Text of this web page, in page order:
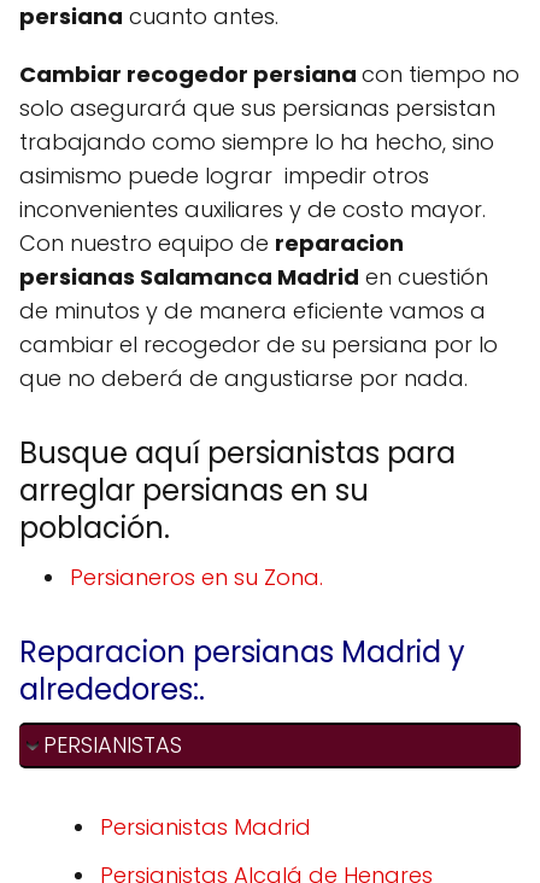
persiana cuanto antes.
Cambiar recogedor persiana con tiempo no
solo asegurará que sus persianas persistan
trabajando como siempre lo ha hecho, sino
asimismo puede lograr impedir otros
inconvenientes auxiliares y de costo mayor.
Con nuestro equipo de reparacion
persianas Salamanca Madrid en cuestión
de minutos y de manera eficiente vamos a
cambiar el recogedor de su persiana por lo
que no deberá de angustiarse por nada.
Busque aquí persianistas para
arreglar persianas en su
población.
Persianeros en su Zona.
Reparacion persianas Madrid y
alrededores:.
PERSIANISTAS
Persianistas Madrid
Persianistas Alcalá de Henares